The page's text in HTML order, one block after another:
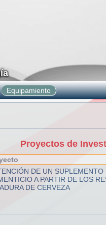
Equipamiento
Proyectos de
DE UN SUPLEMENTO
A PARTIR DE LOS
DE CERVEZA